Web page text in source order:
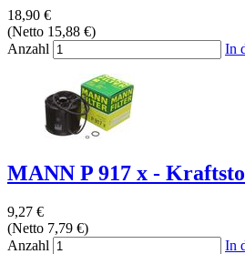
18,90 €
(Netto 15,88 €)
Anzahl
In
MANN P 917 x -
9,27 €
(Netto 7,79 €)
Anzahl
In